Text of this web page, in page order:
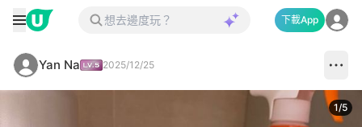
下載App
Yan Na 2025/12/25
1/5